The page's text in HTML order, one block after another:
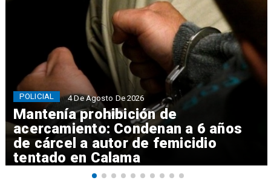
Mantenía prohibición de
acercamiento: Condenan a 6 años
de cárcel a autor de femicidio
tentado en Calama
POLICIAL 4 De Agosto De 2026